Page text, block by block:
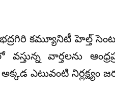
కమ్యూనిటీ హెల్త్
వార్తలను
ఎటువంటి నిర్లక్ష్యం